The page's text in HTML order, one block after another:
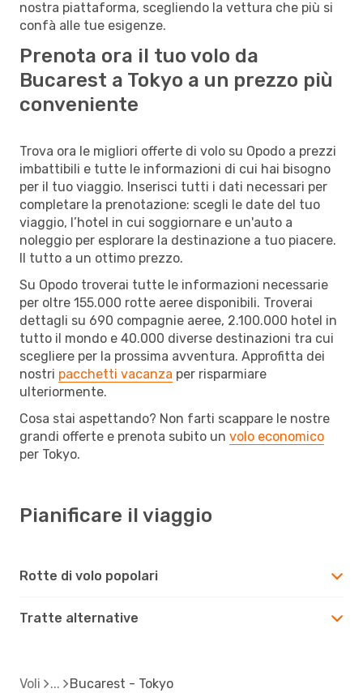
nostra piattaforma, scegliendo la vettura che più si
confà alle tue esigenze.
Prenota ora il tuo volo da
Bucarest a Tokyo a un prezzo più
conveniente
Trova ora le migliori offerte di volo su Opodo a prezzi
imbattibili e tutte le informazioni di cui hai bisogno
per il tuo viaggio. Inserisci tutti i dati necessari per
completare la prenotazione: scegli le date del tuo
viaggio, l’hotel in cui soggiornare e un'auto a
noleggio per esplorare la destinazione a tuo piacere.
Il tutto a un ottimo prezzo.
Su Opodo troverai tutte le informazioni necessarie
per oltre 155.000 rotte aeree disponibili. Troverai
dettagli su 690 compagnie aeree, 2.100.000 hotel in
tutto il mondo e 40.000 diverse destinazioni tra cui
scegliere per la prossima avventura. Approfitta dei
nostri pacchetti vacanza per risparmiare
ulteriormente.
Cosa stai aspettando? Non farti scappare le nostre
grandi offerte e prenota subito un volo economico
per Tokyo.
Pianificare il viaggio
Rotte di volo popolari
Tratte alternative
Voli Bucarest - Tokyo